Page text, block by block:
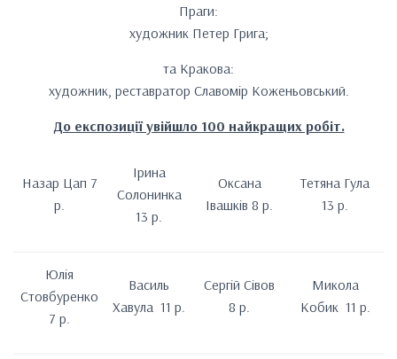
Праги:
художник Петер Грига;
та Кракова:
художник, реставратор Славомір Коженьовський.
До експозиції увійшло 100 найкращих робіт.
Назар Цап 7
р.
Ірина
Солонинка
13 р.
Оксана
Івашків 8 р.
Тетяна Гула
13 р.
Юлія
Стовбуренко
7 р.
Василь
Хавула 11 р.
Сергій Сівов
8 р.
Микола
Кобик 11 р.